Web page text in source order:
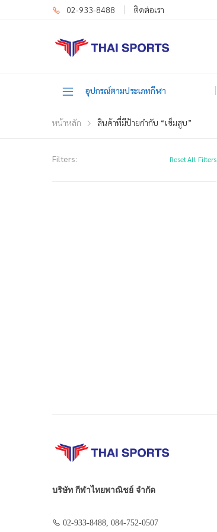
02-933-8488 ติดต่อเรา
อุปกรณ์ตามประเภทกีฬา
หน้าหลัก สินค้าที่มีป้ายกำกับ “เข็มสูบ”
Filters: Reset All Filters
บริษัท กีฬาไทยพาณิชย์ จำกัด
02-933-8488, 084-752-0507